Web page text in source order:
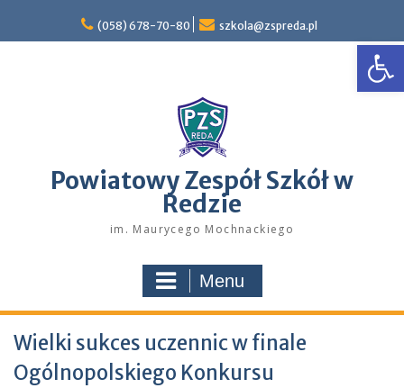
content
(058) 678-70-80 szkola@zspreda.pl
Powiatowy Zespół Szkół w
Redzie
im. Maurycego Mochnackiego
Menu
Wielki sukces uczennic w finale
Ogólnopolskiego Konkursu